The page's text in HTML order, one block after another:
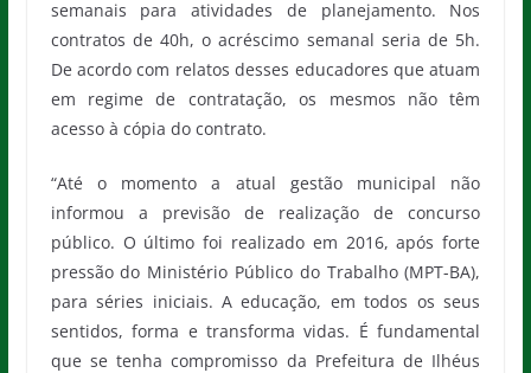
semanais para atividades de planejamento. Nos
contratos de 40h, o acréscimo semanal seria de 5h.
De acordo com relatos desses educadores que atuam
em regime de contratação, os mesmos não têm
acesso à cópia do contrato.
“Até o momento a atual gestão municipal não
informou a previsão de realização de concurso
público. O último foi realizado em 2016, após forte
pressão do Ministério Público do Trabalho (MPT-BA),
para séries iniciais. A educação, em todos os seus
sentidos, forma e transforma vidas. É fundamental
que se tenha compromisso da Prefeitura de Ilhéus